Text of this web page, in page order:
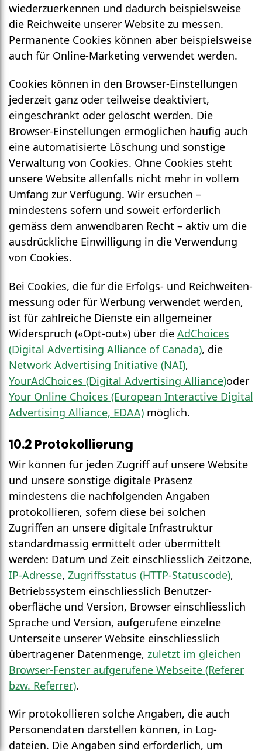
wiederzuerkennen und dadurch beispielsweise
die Reich­weite unserer Website zu messen.
Permanente Cookies können aber beispiels­weise
auch für Online-Marketing verwendet werden.
Cookies können in den Browser-Einstellungen
jederzeit ganz oder teilweise deaktiviert,
eingeschränkt oder gelöscht werden. Die
Browser-Einstellungen ermöglichen häufig auch
eine automatisierte Löschung und sonstige
Verwaltung von Cookies. Ohne Cookies steht
unsere Website allenfalls nicht mehr in vollem
Umfang zur Verfügung. Wir ersuchen –
mindestens sofern und soweit erforderlich
gemäss dem anwendbaren Recht – aktiv um die
ausdrückliche Ein­willigung in die Verwendung
von Cookies.
Bei Cookies, die für die Erfolgs- und Reichweiten­
messung oder für Werbung verwendet werden,
ist für zahlreiche Dienste ein allgemeiner
Widerspruch («Opt-out») über die AdChoices
(Digital Advertising Alliance of Canada), die
Network Advertising Initiative (NAI),
YourAdChoices (Digital Advertising Alliance)oder
Your Online Choices (European Interactive Digital
Advertising Alliance, EDAA) möglich.
10.2 Protokollierung
Wir können für jeden Zugriff auf unsere Website
und unsere sonstige digitale Präsenz
mindestens die nach­folgenden Angaben
protokollieren, sofern diese bei solchen
Zugriffen an unsere digitale Infrastruktur
standard­mässig ermittelt oder über­mittelt
werden: Datum und Zeit einschliesslich Zeit­zone,
IP-Adresse, Zugriffs­status (HTTP-Statuscode),
Betriebs­system einschliesslich Benutzer­
oberfläche und Version, Browser einschliesslich
Sprache und Version, aufgerufene einzelne
Unterseite unserer Website einschliesslich
übertragener Daten­menge, zuletzt im gleichen
Browser-Fenster aufgerufene Webseite (Referer
bzw. Referrer).
Wir protokollieren solche Angaben, die auch
Personen­daten darstellen können, in Log­
dateien. Die Angaben sind erforderlich, um